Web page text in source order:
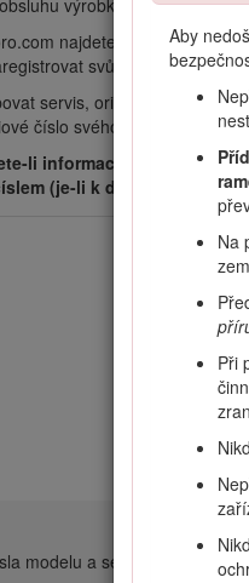
Aby
Na
Při
najdete informace o
svůj výrobek.
servis, originální díly
číslo svého výrobku.
li informace o záruce,
(je-li k dispozici).
modelu a sériového čísla